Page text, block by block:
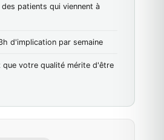
patients qui viennent à
d'implication par semaine
que votre qualité mérite d'être